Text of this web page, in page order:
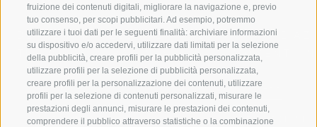
fruizione dei contenuti digitali, migliorare la navigazione e, previo
tuo consenso, per scopi pubblicitari. Ad esempio, potremmo
utilizzare i tuoi dati per le seguenti finalità: archiviare informazioni
su dispositivo e/o accedervi, utilizzare dati limitati per la selezione
della pubblicità, creare profili per la pubblicità personalizzata,
utilizzare profili per la selezione di pubblicità personalizzata,
creare profili per la personalizzazione dei contenuti, utilizzare
profili per la selezione di contenuti personalizzati, misurare le
prestazioni degli annunci, misurare le prestazioni dei contenuti,
comprendere il pubblico attraverso statistiche o la combinazione
BENVENUTI NELLA REGIONE
TURISTICA DI RACINES
VAL GIOVO
VAL RACINES
SPORT E
MOMENTI
SCIARE
ESCURSIONI